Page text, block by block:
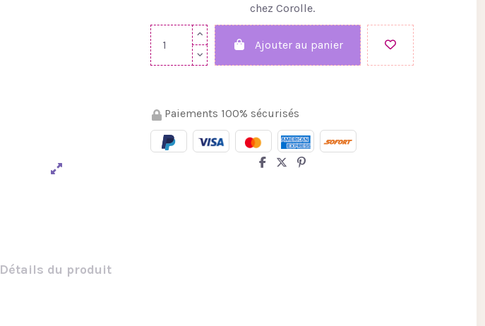
chez Corolle.
Ajouter au panier
Paiements 100% sécurisés
Détails du produit